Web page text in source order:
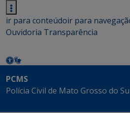
ir para conteúdoir para
Ouvidoria Transparência
PCMS
Polícia Civil de Mato Grosso do